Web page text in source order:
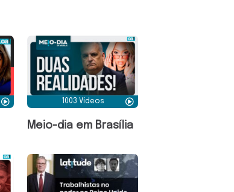
1003 Vídeos
Meio-dia em Brasília